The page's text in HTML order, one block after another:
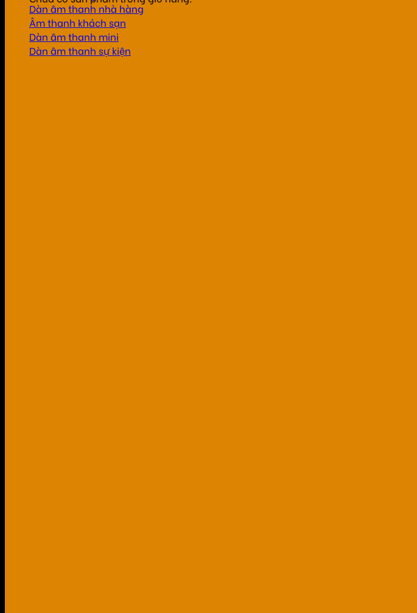
Dàn âm thanh nhà hàng
Âm thanh khách sạn
Dàn âm thanh mini
Dàn âm thanh sự kiện